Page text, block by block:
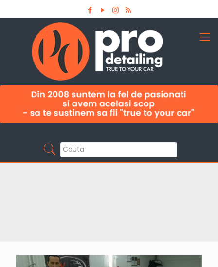
Aboneaza-te la newsletter
Pro Detailing
Sunt primul care afla noutatile din domeniu la